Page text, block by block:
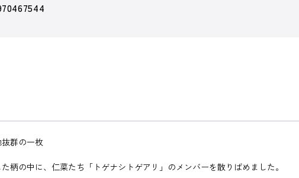
群の一枚
柄の中に、仁菜たち「トゲナシトゲアリ」のメンバーを散りばめました。